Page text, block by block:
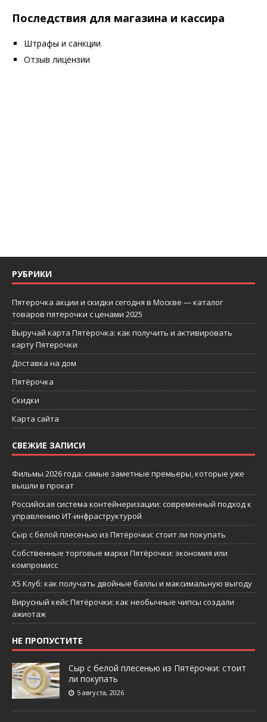
Последствия для магазина и кассира
Штрафы и санкции
Отзыв лицензии
РУБРИКИ
Пятерочка акции и скидки сегодня в Москве — каталог
товаров пятерочки с ценами 2025
Выручай карта Пятерочка: как получить и активировать
карту Пятерочки
Доставка на дом
Пятёрочка
Скидки
Карта сайта
СВЕЖИЕ ЗАПИСИ
Фильмы 2026 года: самые заметные премьеры, которые уже
вышли в прокат
Российская система контейнеризации: современный подход к
управлению ИТ-инфраструктурой
Сыр с белой плесенью из Пятёрочки: стоит ли покупать
Собственные торговые марки Пятёрочки: экономия или
компромисс
X5 Клуб: как получать двойные баллы и максимальную выгоду
Вирусный кейс Пятёрочки: как необычные чипсы создали
ажиотаж
НЕ ПРОПУСТИТЕ
Сыр с белой плесенью из Пятёрочки: стоит
ли покупать
5 августа, 2026